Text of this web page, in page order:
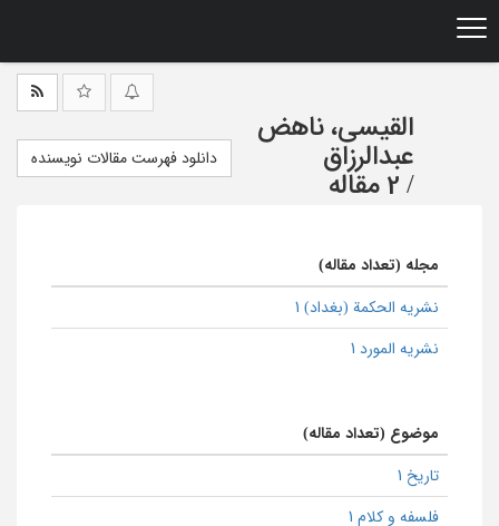
القیسی، ناهض
عبدالرزاق
/ 2 مقاله
دانلود فهرست مقالات نویسنده
مجله (تعداد مقاله)
نشریه الحکمة (بغداد) 1
نشریه المورد 1
موضوع (تعداد مقاله)
تاریخ 1
فلسفه و کلام 1